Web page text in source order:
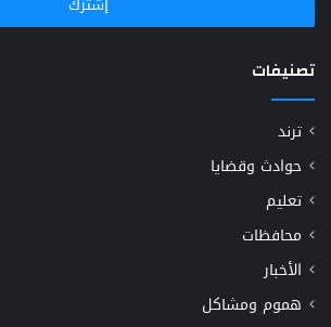
تصنيفات
ترند
حوادث وقضايا
تعليم
محافظات
الأخبار
هموم ومشاكل